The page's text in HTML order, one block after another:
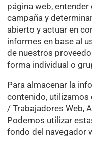
página web,
campaña y
abierto y actuar en
informes en base al
de nuestros
forma individual o
Para almacenar la
contenido,
/ Trabajadores Web,
Podemos utilizar
fondo del navegador